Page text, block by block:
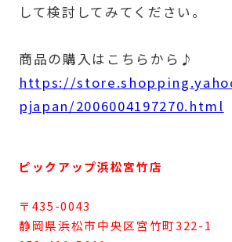
して検討してみてください。
商品の購入はこちらから♪
https://
pjapan/2006004197270.html
ピックアップ浜松宮竹店
〒435-0043
静岡県浜松市中央区宮竹町322-1